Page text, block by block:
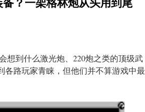
想到什么激光炮、220炮之类的顶级武
路玩家青睐，但他们并不算游戏中最